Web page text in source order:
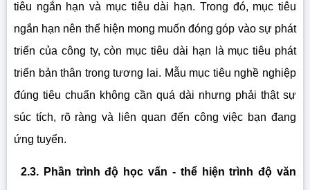
tiêu ngắn hạn và mục tiêu dài hạn. Trong đó, mục tiêu
ngắn hạn nên thể hiện mong muốn đóng góp vào sự phát
triển của công ty, còn mục tiêu dài hạn là mục tiêu phát
triển bản thân trong tương lai. Mẫu mục tiêu nghề nghiệp
đúng tiêu chuẩn không cần quá dài nhưng phải thật sự
súc tích, rõ ràng và liên quan đến công việc bạn đang
ứng tuyển.
2.3. Phần trình độ học vấn - thể hiện trình độ văn